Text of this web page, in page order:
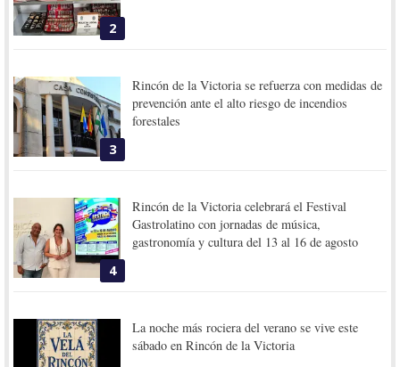
2
3
Rincón de la Victoria se refuerza con medidas de
prevención ante el alto riesgo de incendios
forestales
4
Rincón de la Victoria celebrará el Festival
Gastrolatino con jornadas de música,
gastronomía y cultura del 13 al 16 de agosto
La noche más rociera del verano se vive este
sábado en Rincón de la Victoria